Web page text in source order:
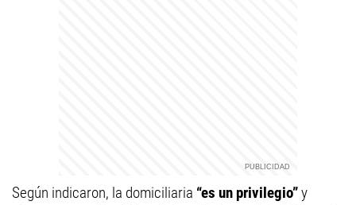
Según indicaron, la domiciliaria “es un privilegio”y